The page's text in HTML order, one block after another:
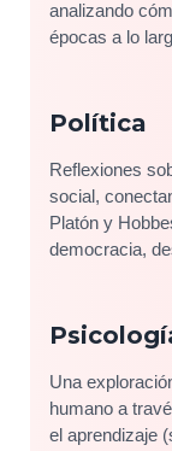
analizando
épocas a lo
Política
Reflexiones
social,
Platón y
democracia,
Una
humano a
el aprendizaje